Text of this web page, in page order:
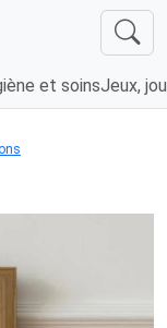
et soinsJeux,